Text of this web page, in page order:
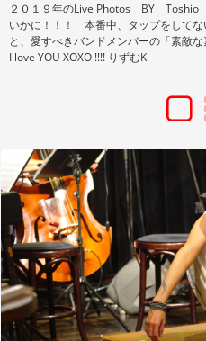
２０１９年のLive Photos BY
いかに！！！ 本番中、タップをしてな
と、愛すべきバンドメンバーの「素敵
I love YOU XOXO !!!! りずむK